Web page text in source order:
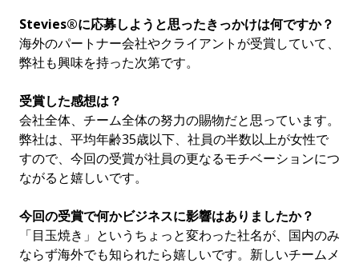
Stevies®に応募しようと思ったきっかけは何ですか？
海外のパートナー会社やクライアントが受賞していて、
弊社も興味を持った次第です。
受賞した感想は？
会社全体、チーム全体の努力の賜物だと思っています。
弊社は、平均年齢35歳以下、社員の半数以上が女性で
すので、今回の受賞が社員の更なるモチベーションにつ
ながると嬉しいです。
今回の受賞で何かビジネスに影響はありましたか？
「目玉焼き」というちょっと変わった社名が、国内のみ
ならず海外でも知られたら嬉しいです。新しいチームメ